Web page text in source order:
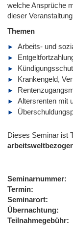
welche Ansprüche
dieser
Themen
Arbeits- und
Krankengeld,
Altersrenten mit
Dieses Seminar ist
Seminarnummer
Termin
Seminarort
Übernachtung
Teilnahmegebühr